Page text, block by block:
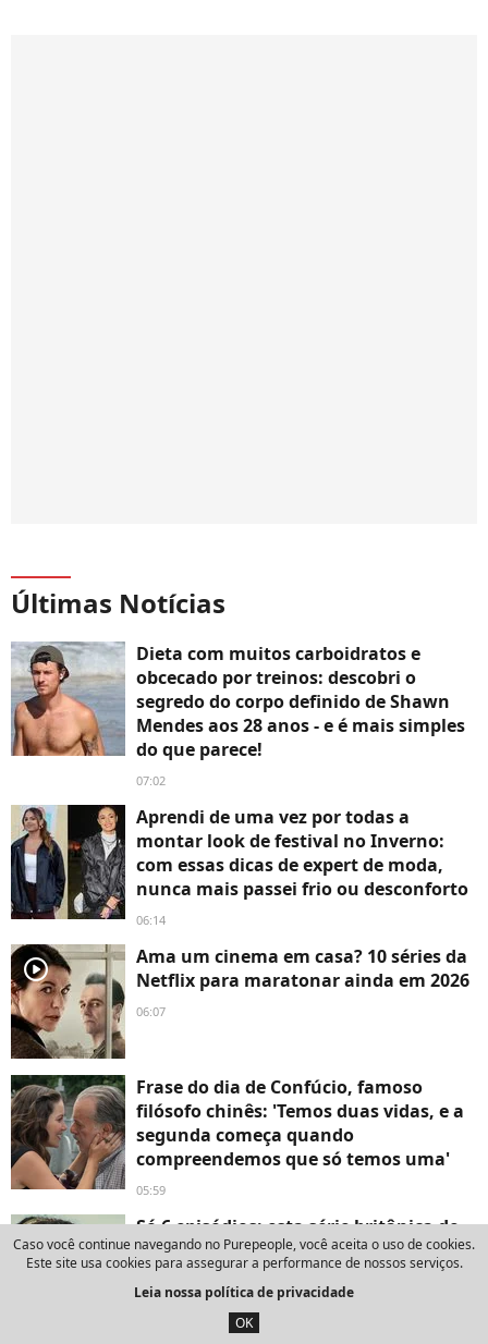
Últimas Notícias
Dieta com muitos carboidratos e
obcecado por treinos: descobri o
segredo do corpo definido de Shawn
Mendes aos 28 anos - e é mais simples
do que parece!
07:02
Aprendi de uma vez por todas a
montar look de festival no Inverno:
com essas dicas de expert de moda,
nunca mais passei frio ou desconforto
06:14
player2
Ama um cinema em casa? 10 séries da
Netflix para maratonar ainda em 2026
06:07
Frase do dia de Confúcio, famoso
filósofo chinês: 'Temos duas vidas, e a
segunda começa quando
compreendemos que só temos uma'
05:59
Só 6 episódios: esta série britânica de
suspense psicológico está bombando
na Netflix
7 de agosto de 2026
Caso você continue navegando no Purepeople, você aceita o uso de cookies.
Este site usa cookies para assegurar a performance de nossos serviços.
Leia nossa política de privacidade
OK